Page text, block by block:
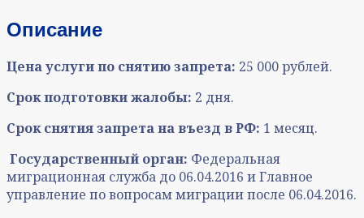
Описание
Цена услуги по снятию запрета: 25 000 рублей.
Срок подготовки жалобы: 2 дня.
Срок снятия запрета на въезд в РФ: 1 месяц.
Государственный орган: Федеральная
миграционная служба до 06.04.2016 и Главное
управление по вопросам миграции после 06.04.2016.